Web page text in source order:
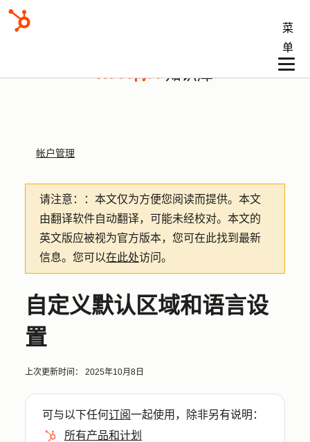
菜
单
知识库
帐户管理
请注意： ：本文仅为方便您阅读而提供。 本文
由翻译软件自动翻译，可能未经校对。本文的
英文版应被视为官方版本，您可在此找到最新
信息。您可以在此处访问。
自定义默认区域和语言设
置
上次更新时间： 2025年10月8日
可与以下任何订阅一起使用，除非另有说明：
所有产品和计划